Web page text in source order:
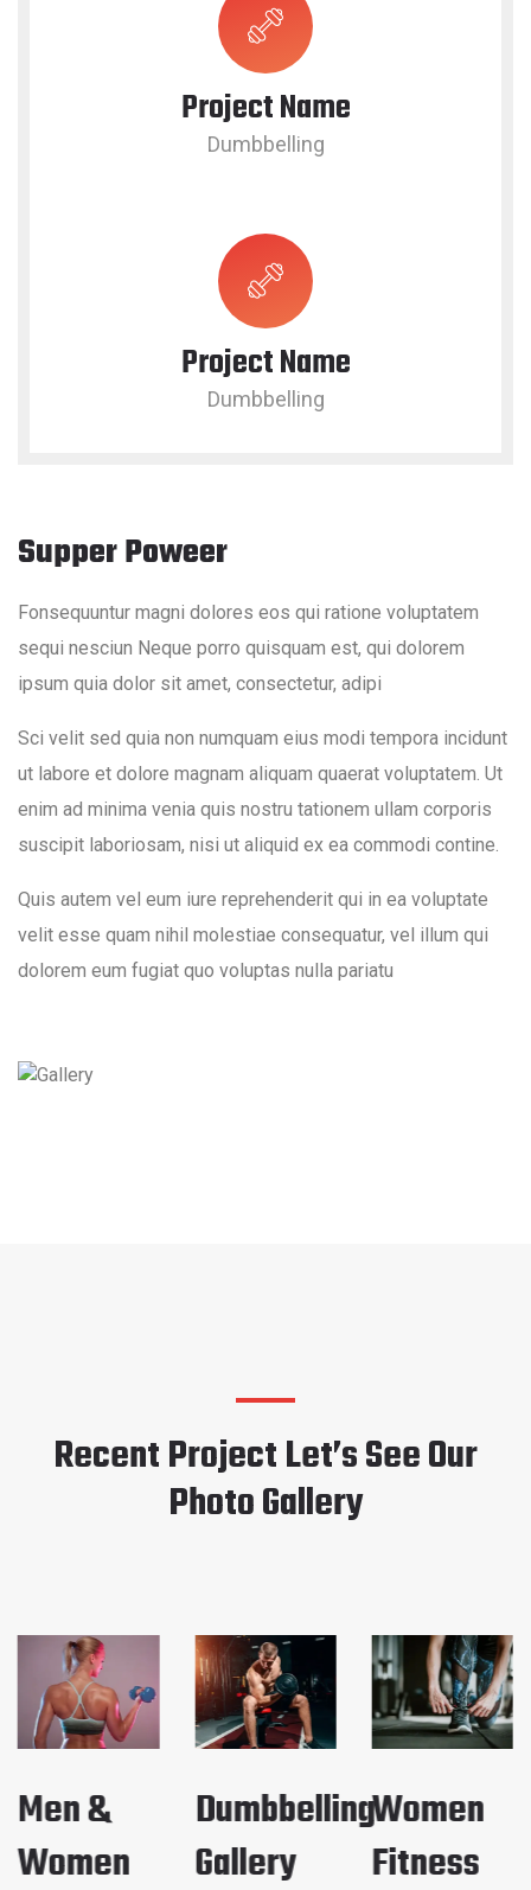
Project Name
Dumbbelling
Project Name
Dumbbelling
Supper Poweer
Fonsequuntur magni dolores eos qui ratione voluptatem
sequi nesciun Neque porro quisquam est, qui dolorem
ipsum quia dolor sit amet, consectetur, adipi
Sci velit sed quia non numquam eius modi tempora incidunt
ut labore et dolore magnam aliquam quaerat voluptatem. Ut
enim ad minima venia quis nostru tationem ullam corporis
suscipit laboriosam, nisi ut aliquid ex ea commodi contine.
Quis autem vel eum iure reprehenderit qui in ea voluptate
velit esse quam nihil molestiae consequatur, vel illum qui
dolorem eum fugiat quo voluptas nulla pariatu
Recent Project Let’s See Our
Photo Gallery
Men &
Women
Dumbbelling
Gallery
Women
Fitness